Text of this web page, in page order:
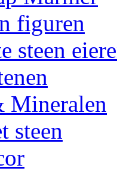
figuren
steen
Mineralen
steen